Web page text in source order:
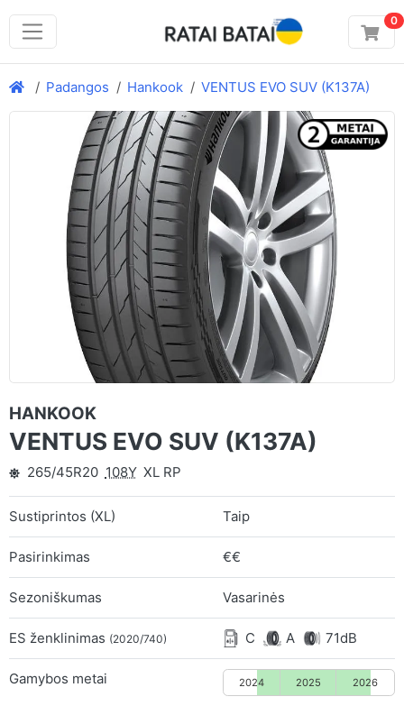
0
Padangos Hankook VENTUS EVO SUV (K137A)
HANKOOK
VENTUS EVO SUV (K137A)
265/45R20 108Y XL RP
Sustiprintos (XL) Taip
Pasirinkimas €€
Sezoniškumas Vasarinės
ES ženklinimas (2020/740) C A 71dB
Gamybos metai 2024 2025 2026